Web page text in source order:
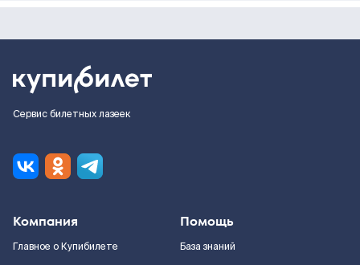
Сервис билетных лазеек
Компания
Главное о Купибилете
Помощь
База знаний